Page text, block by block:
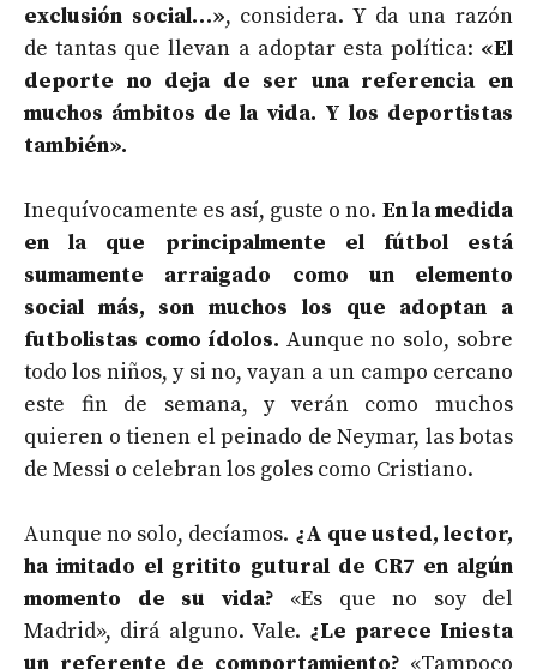
exclusión social…», considera. Y da una razón
de tantas que llevan a adoptar esta política: «El
deporte no deja de ser una referencia en
muchos ámbitos de la vida. Y los deportistas
también».
Inequívocamente es así, guste o no. En la medida
en la que principalmente el fútbol está
sumamente arraigado como un elemento
social más, son muchos los que adoptan a
futbolistas como ídolos. Aunque no solo, sobre
todo los niños, y si no, vayan a un campo cercano
este fin de semana, y verán como muchos
quieren o tienen el peinado de Neymar, las botas
de Messi o celebran los goles como Cristiano.
Aunque no solo, decíamos. ¿A que usted, lector,
ha imitado el gritito gutural de CR7 en algún
momento de su vida? «Es que no soy del
Madrid», dirá alguno. Vale. ¿Le parece Iniesta